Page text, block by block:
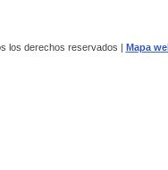
los derechos reservados | Mapa